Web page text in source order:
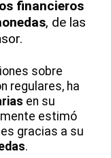
financieros
, de las
sobre
regulares, ha
en su
estimó
gracias a su
.